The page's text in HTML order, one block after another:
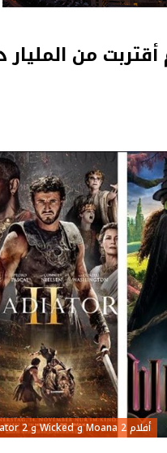
من المليار
أفلام Moana 2 و Wicked و Gladiator 2 و Kraven The Hunter